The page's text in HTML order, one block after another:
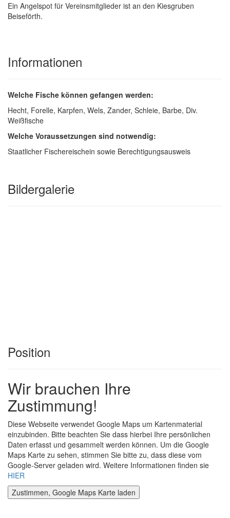
Ein Angelspot für Vereinsmitglieder ist an den Kiesgruben
Beiseförth.
Informationen
Welche Fische können gefangen werden:
Hecht, Forelle, Karpfen, Wels, Zander, Schleie, Barbe, Div.
Weißfische
Welche Voraussetzungen sind notwendig:
Staatlicher Fischereischein sowie Berechtigungsausweis
Bildergalerie
Position
Wir brauchen Ihre
Zustimmung!
Diese Webseite verwendet Google Maps um Kartenmaterial
einzubinden. Bitte beachten Sie dass hierbei Ihre persönlichen
Daten erfasst und gesammelt werden können. Um die Google
Maps Karte zu sehen, stimmen Sie bitte zu, dass diese vom
Google-Server geladen wird. Weitere Informationen finden sie
HIER